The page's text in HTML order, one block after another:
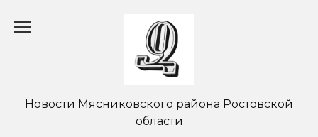
Новости Мясниковского района Ростовской
области